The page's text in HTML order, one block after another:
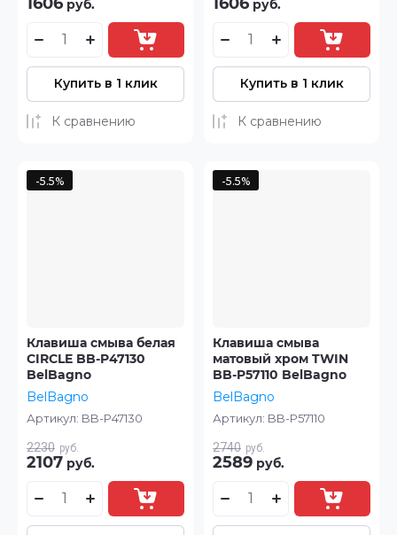
руб.
Купить в 1 клик
К сравнению
руб.
Купить в 1 клик
К сравнению
-5.5%
Клавиша смыва белая
CIRCLE BB-P47130
BelBagno
BelBagno
Артикул: BB-P47130
2230 руб.
2107 руб.
-5.5%
Клавиша смыва
матовый хром TWIN
BB-P57110 BelBagno
BelBagno
Артикул: BB-P57110
2740 руб.
2589 руб.